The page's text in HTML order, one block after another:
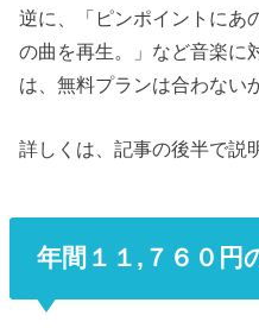
逆に、「ピンポイントにあ
の曲を再生。」など音楽に
は、無料プランは合わない
詳しくは、記事の後半で説
年間１１,７６０円